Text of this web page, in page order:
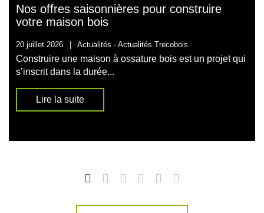
Nos offres saisonnières pour construire
votre maison bois
20 juillet 2026 | Actualités - Actualités Trecobois
Construire une maison à ossature bois est un projet qui
s’inscrit dans la durée...
Lire la suite